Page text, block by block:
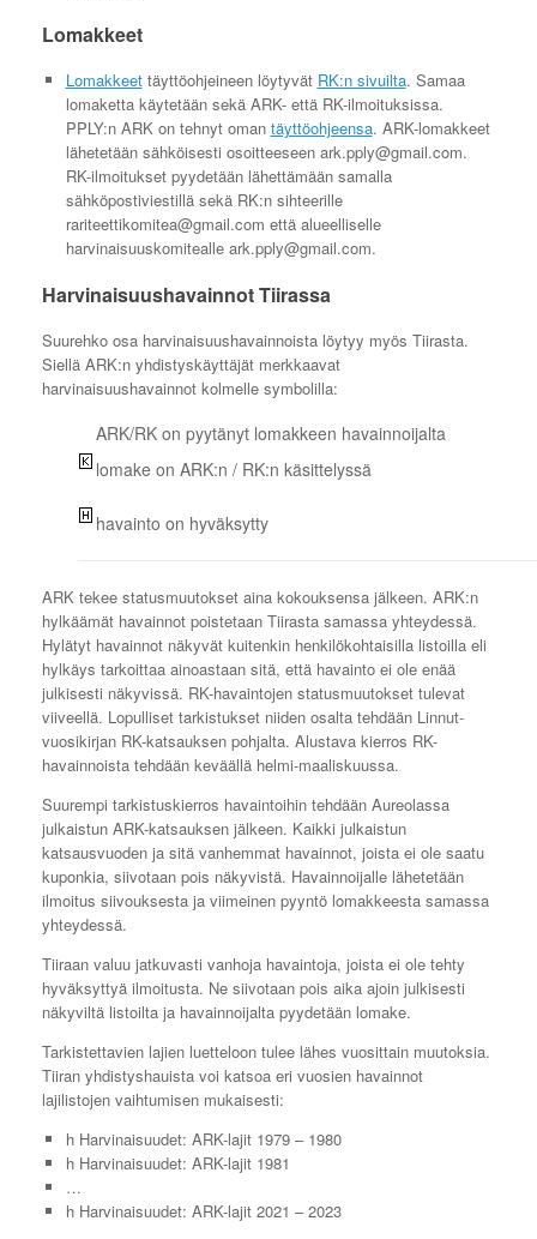
Lomakkeet
Lomakkeettäyttöohjeineen löytyvät RK:n sivuilta. Samaa
lomaketta käytetään sekä ARK- että RK-ilmoituksissa.
PPLY:n ARK on tehnyt oman täyttöohjeensa. ARK-lomakkeet
lähetetään sähköisesti osoitteeseen ark.pply@gmail.com.
RK-ilmoitukset pyydetään lähettämään samalla
sähköpostiviestillä sekä RK:n sihteerille
rariteettikomitea@gmail.com että alueelliselle
harvinaisuuskomitealle ark.pply@gmail.com.
Harvinaisuushavainnot Tiirassa
Suurehko osa harvinaisuushavainnoista löytyy myös Tiirasta.
Siellä ARK:n yhdistyskäyttäjät merkkaavat
harvinaisuushavainnot kolmelle symbolilla:
ARK/RK on pyytänyt lomakkeen havainnoijalta
lomake on ARK:n / RK:n käsittelyssä
havainto on hyväksytty
ARK tekee statusmuutokset aina kokouksensa jälkeen. ARK:n
hylkäämät havainnot poistetaan Tiirasta samassa yhteydessä.
Hylätyt havainnot näkyvät kuitenkin henkilökohtaisilla listoilla eli
hylkäys tarkoittaa ainoastaan sitä, että havainto ei ole enää
julkisesti näkyvissä. RK-havaintojen statusmuutokset tulevat
viiveellä. Lopulliset tarkistukset niiden osalta tehdään Linnut-
vuosikirjan RK-katsauksen pohjalta. Alustava kierros RK-
havainnoista tehdään keväällä helmi-maaliskuussa.
Suurempi tarkistuskierros havaintoihin tehdään Aureolassa
julkaistun ARK-katsauksen jälkeen. Kaikki julkaistun
katsausvuoden ja sitä vanhemmat havainnot, joista ei ole saatu
kuponkia, siivotaan pois näkyvistä. Havainnoijalle lähetetään
ilmoitus siivouksesta ja viimeinen pyyntö lomakkeesta samassa
yhteydessä.
Tiiraan valuu jatkuvasti vanhoja havaintoja, joista ei ole tehty
hyväksyttyä ilmoitusta. Ne siivotaan pois aika ajoin julkisesti
näkyviltä listoilta ja havainnoijalta pyydetään lomake.
Tarkistettavien lajien luetteloon tulee lähes vuosittain muutoksia.
Tiiran yhdistyshauista voi katsoa eri vuosien havainnot
lajilistojen vaihtumisen mukaisesti:
h Harvinaisuudet: ARK-lajit 1979 – 1980
h Harvinaisuudet: ARK-lajit 1981
…
h Harvinaisuudet: ARK-lajit 2021 – 2023